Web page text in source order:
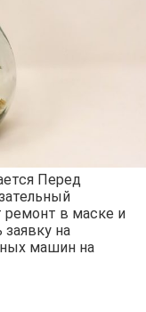
Перед
ремонт в маске и
на
машин на